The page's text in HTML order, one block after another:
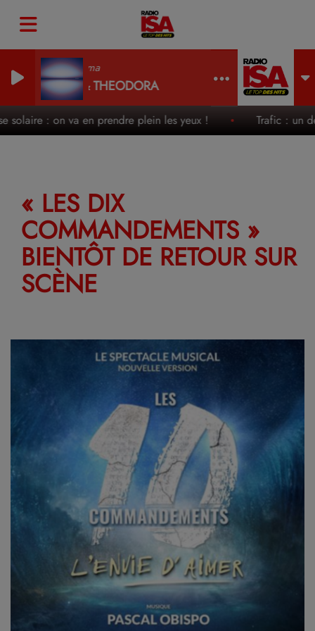
Melodrama
DISIZ & THEODORA
: on va en prendre plein les yeux ! Trafic : un
« LES DIX
COMMANDEMENTS »
BIENTÔT DE RETOUR SUR
SCÈNE